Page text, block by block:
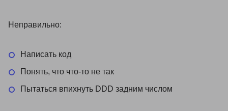
Неправильно:
Написать код
Понять, что что-то не так
Пытаться впихнуть DDD задним числом